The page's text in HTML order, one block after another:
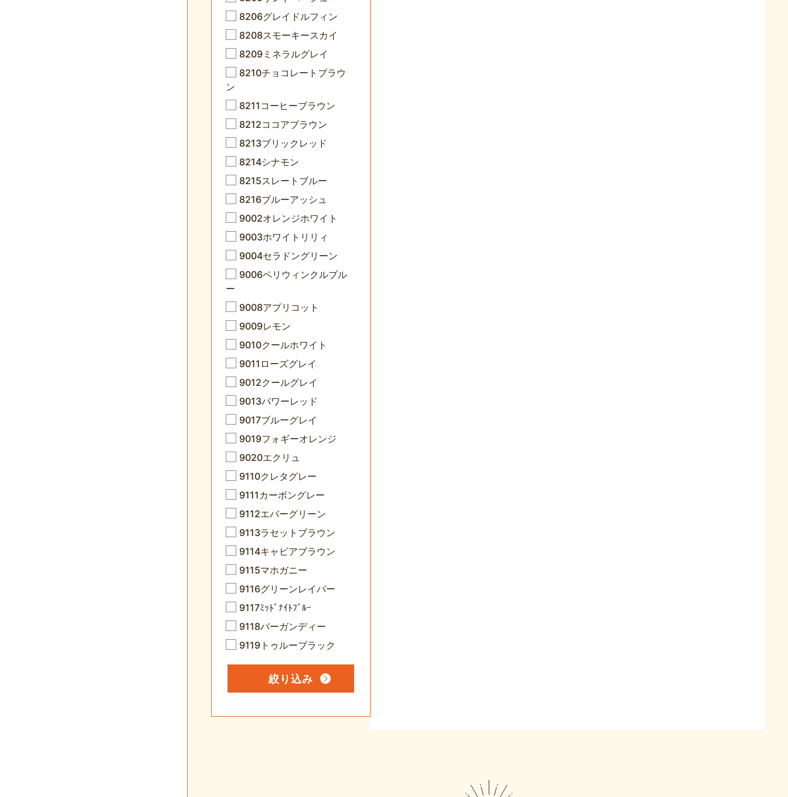
8206グレイドルフィン
8208スモーキースカイ
8209ミネラルグレイ
8210チョコレートブラウ
ン
8211コーヒーブラウン
8212ココアブラウン
8213ブリックレッド
8214シナモン
8215スレートブルー
8216ブルーアッシュ
9002オレンジホワイト
9003ホワイトリリィ
9004セラドングリーン
9006ペリウィンクルブル
ー
9008アプリコット
9009レモン
9010クールホワイト
9011ローズグレイ
9012クールグレイ
9013パワーレッド
9017ブルーグレイ
9019フォギーオレンジ
9020エクリュ
9110クレタグレー
9111カーボングレー
9112エバーグリーン
9113ラセットブラウン
9114キャビアブラウン
9115マホガニー
9116グリーンレイバー
9117ﾐｯﾄﾞﾅｲﾄﾌﾞﾙｰ
9118バーガンディー
9119トゥルーブラック
絞り込み